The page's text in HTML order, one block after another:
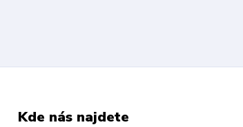
Kde nás najdete